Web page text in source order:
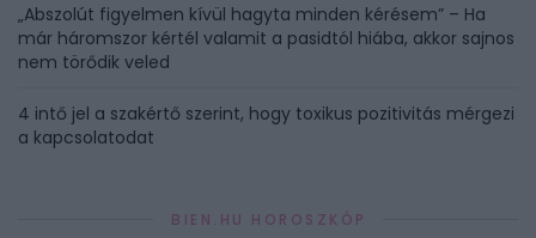
„Abszolút figyelmen kívül hagyta minden kérésem” – Ha
már háromszor kértél valamit a pasidtól hiába, akkor sajnos
nem törődik veled
4 intő jel a szakértő szerint, hogy toxikus pozitivitás mérgezi
a kapcsolatodat
BIEN.HU HOROSZKÓP